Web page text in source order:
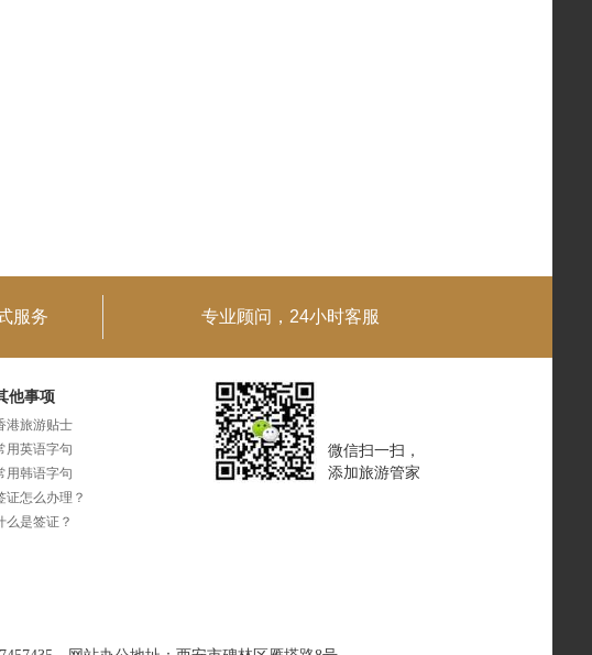
服务 专业顾问，24小时客服
他事项
港旅游贴士
用英语字句
用韩语字句
证怎么办理？
么是签证？
微信扫一扫，
添加旅游管家